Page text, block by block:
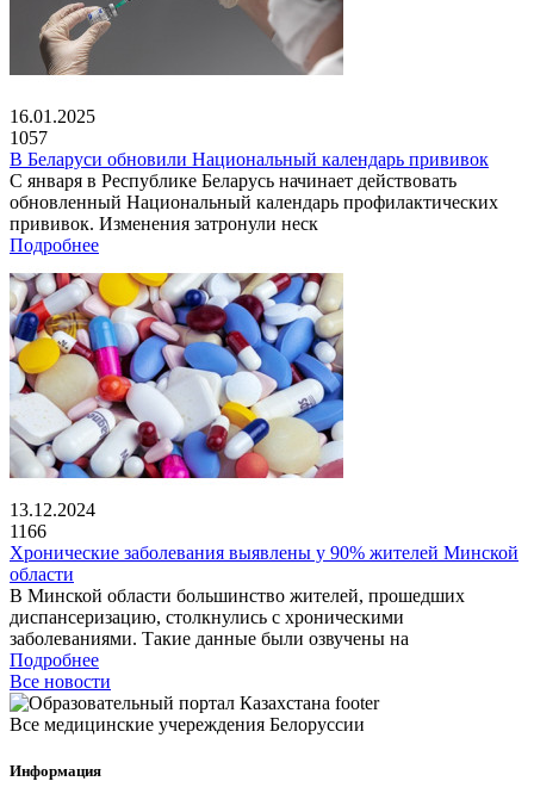
16.01.2025
1057
В Беларуси обновили Национальный календарь прививок
С января в Республике Беларусь начинает действовать
обновленный Национальный календарь профилактических
прививок. Изменения затронули неск
Подробнее
13.12.2024
1166
Хронические заболевания выявлены у 90% жителей Минской
области
В Минской области большинство жителей, прошедших
диспансеризацию, столкнулись с хроническими
заболеваниями. Такие данные были озвучены на
Подробнее
Все новости
Все медицинские учереждения Белоруссии
Информация